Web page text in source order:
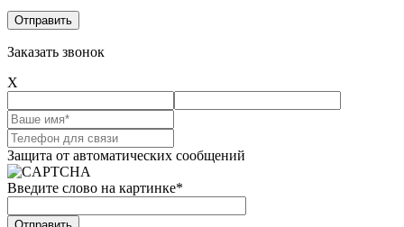
Заказать звонок
X
Защита от автоматических сообщений
Введите слово на картинке*